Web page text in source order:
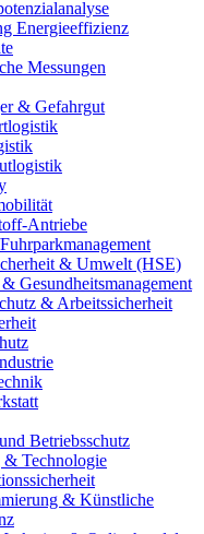
Energieeffizienz
Messungen
& Gefahrgut
Antriebe
& Umwelt (HSE)
Gesundheitsmanagement
& Arbeitssicherheit
Betriebsschutz
Technologie
& Künstliche